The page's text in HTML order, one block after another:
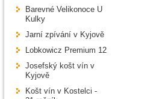
Barevné Velikonoce U
Kulky
Jarní zpívání v Kyjově
Lobkowicz Premium 12
Josefský košt vín v
Kyjově
Košt vín v Kostelci -